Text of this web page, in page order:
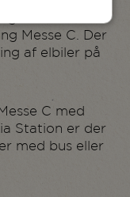
gratis
Messe C. Der
af elbiler på
C med
Station er der
med bus eller